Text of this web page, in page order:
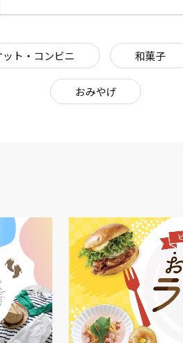
ト・コンビニ 和菓子
おみやげ